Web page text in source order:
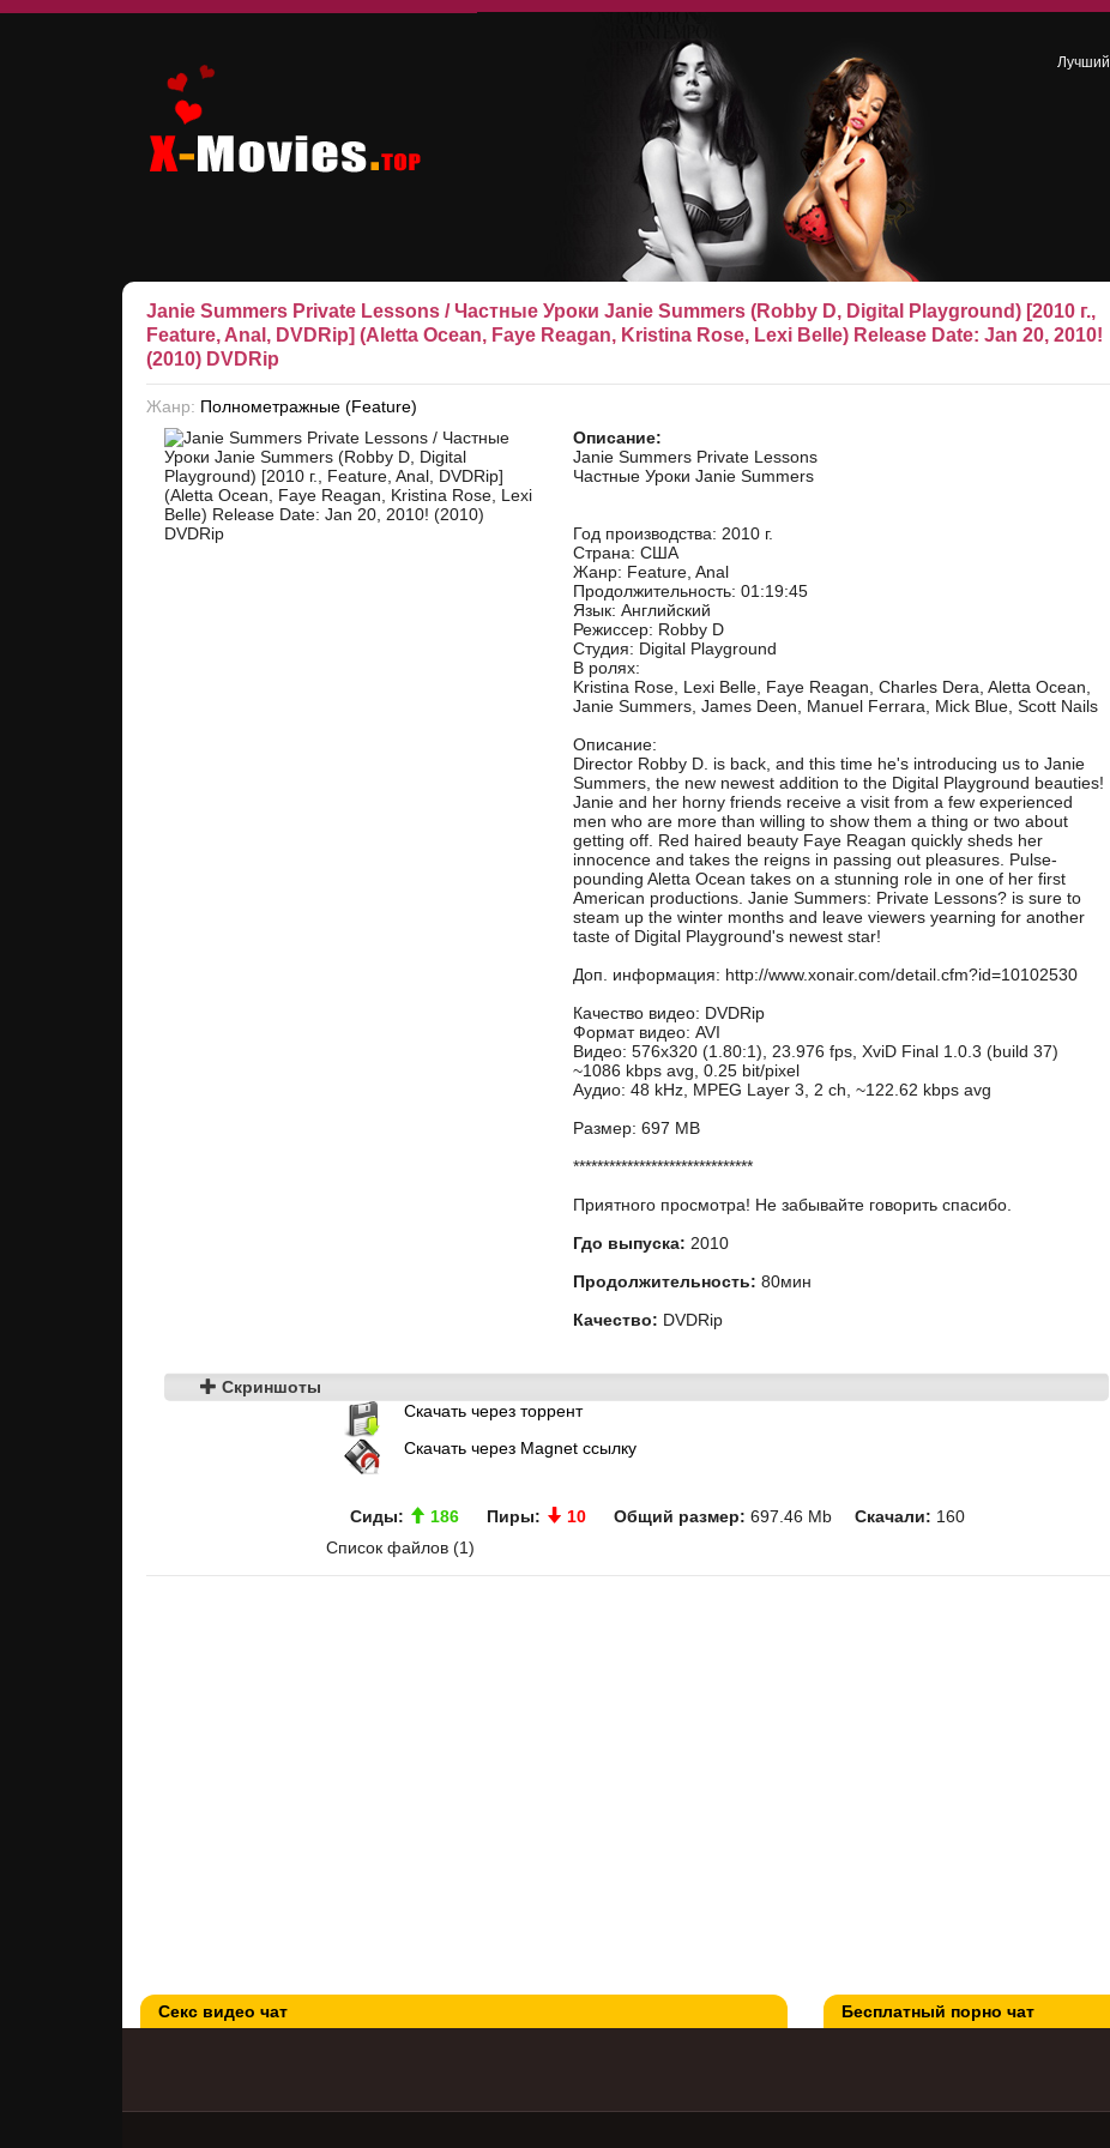
Лучший
Janie Summers Private Lessons / Частные Уроки Janie Summers (Robby D, Digital Playground) [2010 г.,
Feature, Anal, DVDRip] (Aletta Ocean, Faye Reagan, Kristina Rose, Lexi Belle) Release Date: Jan 20, 2010!
(2010) DVDRip
Жанр: Полнометражные (Feature)
Описание:
Janie Summers Private Lessons
Частные Уроки Janie Summers
Год производства: 2010 г.
Страна: США
Жанр: Feature, Anal
Продолжительность: 01:19:45
Язык: Английский
Режиссер: Robby D
Студия: Digital Playground
В ролях:
Kristina Rose, Lexi Belle, Faye Reagan, Charles Dera, Aletta Ocean,
Janie Summers, James Deen, Manuel Ferrara, Mick Blue, Scott Nails
Описание:
Director Robby D. is back, and this time he's introducing us to Janie
Summers, the new newest addition to the Digital Playground beauties!
Janie and her horny friends receive a visit from a few experienced
men who are more than willing to show them a thing or two about
getting off. Red haired beauty Faye Reagan quickly sheds her
innocence and takes the reigns in passing out pleasures. Pulse-
pounding Aletta Ocean takes on a stunning role in one of her first
American productions. Janie Summers: Private Lessons? is sure to
steam up the winter months and leave viewers yearning for another
taste of Digital Playground's newest star!
Доп. информация: http://www.xonair.com/detail.cfm?id=10102530
Качествовидео: DVDRip
Формат видео: AVI
Видео: 576x320 (1.80:1), 23.976 fps, XviD Final 1.0.3 (build 37)
~1086 kbps avg, 0.25 bit/pixel
Аудио: 48 kHz, MPEG Layer 3, 2 ch, ~122.62 kbps avg
Размер: 697 MB
******************************
Приятного просмотра! Не забывайте говорить спасибо.
Гдо выпуска: 2010
Продолжительность: 80мин
Качество: DVDRip
Скриншоты
Скачать через торрент
Скачать через Magnet ссылку
Сиды: 186 Пиры: 10 Общий размер: 697.46 Mb Скачали: 160
Список файлов (1)
Секс видео чат Бесплатный порно чат